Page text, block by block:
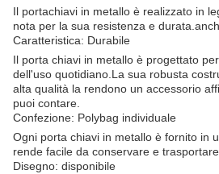
Il portachiavi in metallo è realizzato in
nota per la sua resistenza e
Caratteristica: Durabile
Il porta chiavi in metallo è progettato
dell'uso quotidiano.La sua robusta
alta qualità la rendono un accessorio
puoi contare.
Confezione: Polybag individuale
Ogni porta chiavi in metallo è fornito in
rende facile da conservare e
Disegno: disponibile